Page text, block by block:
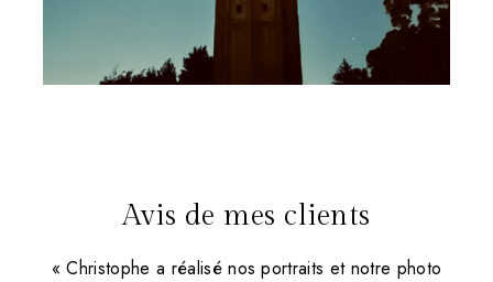
Avis de mes clients
« Christophe a réalisé nos portraits et notre photo